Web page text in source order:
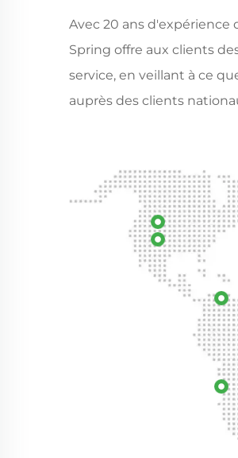
Avec 20 ans
Spring offre aux clients
service, en veillant à ce
auprès des clients